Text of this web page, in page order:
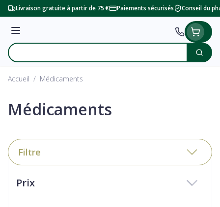
Aller au contenu
Livraison gratuite à partir de 75 € Paiements sécurisés Conseil du
Menu
Rechercher
Accueil / Médicaments
Médicaments
Filtre
Prix